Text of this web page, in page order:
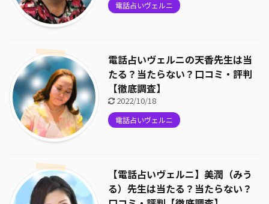
電話占いヴェルニ
電話占いヴェルニの天香先生は当
たる？当たらない？口コミ・評判
【徹底調査】
2022/10/18
電話占いヴェルニ
【電話占いヴェルニ】美潤（みう
る）先生は当たる？当たらない？